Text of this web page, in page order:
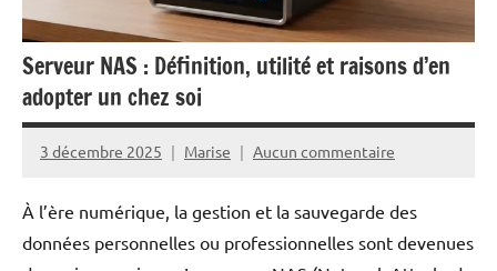
Serveur NAS : Définition, utilité et raisons d’en
adopter un chez soi
3 décembre 2025 Marise Aucun commentaire
À l’ère numérique, la gestion et la sauvegarde des
données personnelles ou professionnelles sont devenues